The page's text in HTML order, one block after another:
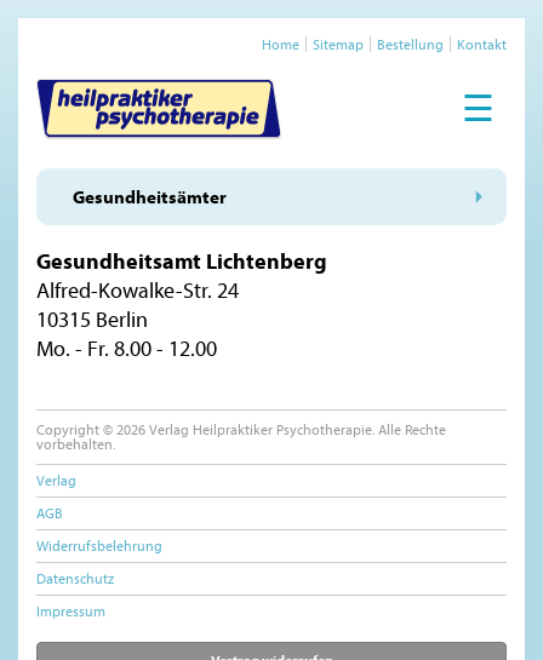
Home Sitemap Bestellung Kontakt
☰
Gesundheitsämter
Gesundheitsamt Lichtenberg
Alfred-Kowalke-Str. 24
10315 Berlin
Mo. - Fr. 8.00 - 12.00
Copyright © 2026 Verlag Heilpraktiker Psychotherapie. Alle Rechte
vorbehalten.
Verlag
AGB
Widerrufsbelehrung
Datenschutz
Impressum